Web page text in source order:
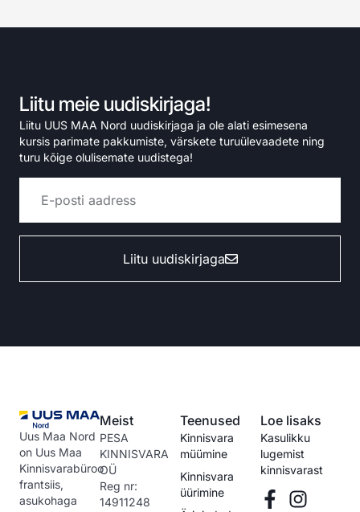
Liitu meie uudiskirjaga!
Liitu UUS MAA Nord uudiskirjaga ja ole alati esimesena
kursis parimate pakkumiste, värskete turuülevaadete ning
turu kõige olulisemate uudistega!
Liitu uudiskirjaga
Uus Maa Nord
on Uus Maa
Kinnisvarabüroo
frantsiis,
asukohaga
Meist
PESA
KINNISVARA
OÜ
Reg nr:
14911248
Teenused
Kinnisvara
müümine
Kinnisvara
üürimine
Loe lisaks
Kasulikku
lugemist
kinnisvarast